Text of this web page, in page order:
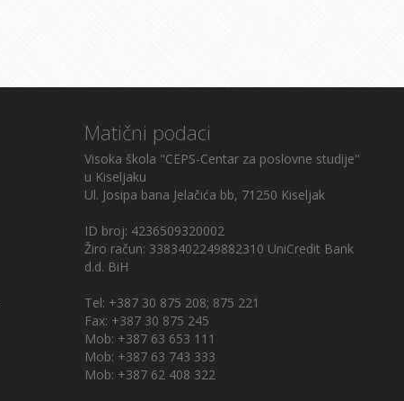
Matični podaci
Visoka škola "CEPS-Centar za poslovne studije"
u Kiseljaku
Ul. Josipa bana Jelačića bb, 71250 Kiseljak
ID broj: 4236509320002
Žiro račun: 3383402249882310 UniCredit Bank
d.d. BiH
Tel: +387 30 875 208; 875 221
Fax: +387 30 875 245
Mob: +387 63 653 111
Mob: +387 63 743 333
Mob: +387 62 408 322